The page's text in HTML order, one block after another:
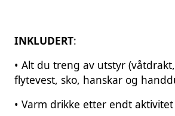
INKLUDERT:
• Alt du treng av utstyr
flytevest, sko, hanskar og
• Varm drikke etter endt aktivitet